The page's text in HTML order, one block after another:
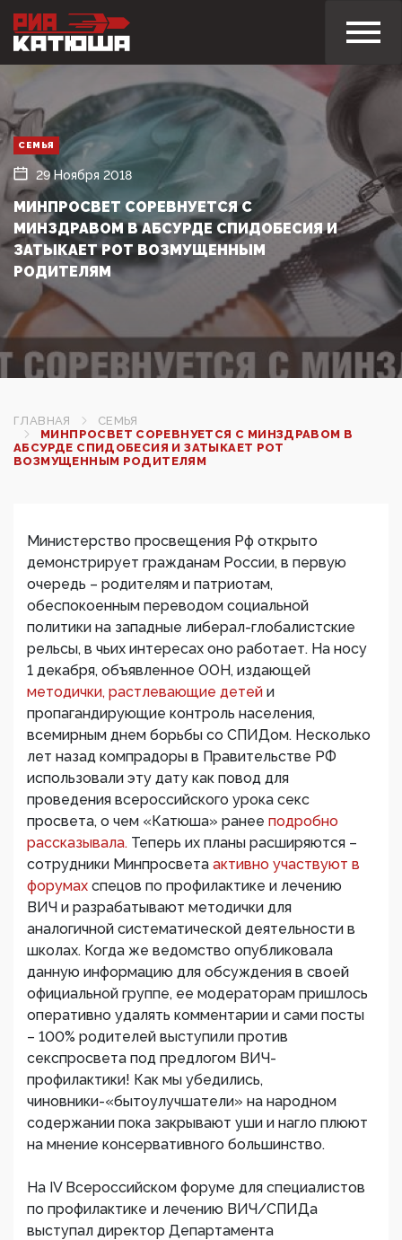
СЕМЬЯ
29 Ноября 2018
МИНПРОСВЕТ СОРЕВНУЕТСЯ С
МИНЗДРАВОМ В АБСУРДЕ СПИДОБЕСИЯ И
ЗАТЫКАЕТ РОТ ВОЗМУЩЕННЫМ
РОДИТЕЛЯМ
ГЛАВНАЯ
СЕМЬЯ
МИНПРОСВЕТ СОРЕВНУЕТСЯ С МИНЗДРАВОМ В
АБСУРДЕ СПИДОБЕСИЯ И ЗАТЫКАЕТ РОТ
ВОЗМУЩЕННЫМ РОДИТЕЛЯМ
Министерство просвещения Рф открыто
демонстрирует гражданам России, в первую
очередь – родителям и патриотам,
обеспокоенным переводом социальной
политики на западные либерал-глобалистские
рельсы, в чьих интересах оно работает. На носу
1 декабря, объявленное ООН, издающей
методички, растлевающие детей и
пропагандирующие контроль населения,
всемирным днем борьбы со СПИДом. Несколько
лет назад компрадоры в Правительстве РФ
использовали эту дату как повод для
проведения всероссийского урока секс
просвета, о чем «Катюша» ранее подробно
рассказывала. Теперь их планы расширяются –
сотрудники Минпросвета активно участвуют в
форумах спецов по профилактике и лечению
ВИЧ и разрабатывают методички для
аналогичной систематической деятельности в
школах. Когда же ведомство опубликовала
данную информацию для обсуждения в своей
официальной группе, ее модераторам пришлось
оперативно удалять комментарии и сами посты
– 100% родителей выступили против
секспросвета под предлогом ВИЧ-
профилактики! Как мы убедились,
чиновники-«бытоулучшатели» на народном
содержании пока закрывают уши и нагло плюют
на мнение консервативного большинство.
На IV Всероссийском форуме для специалистов
по профилактике и лечению ВИЧ/СПИДа
выступал директор Департамента